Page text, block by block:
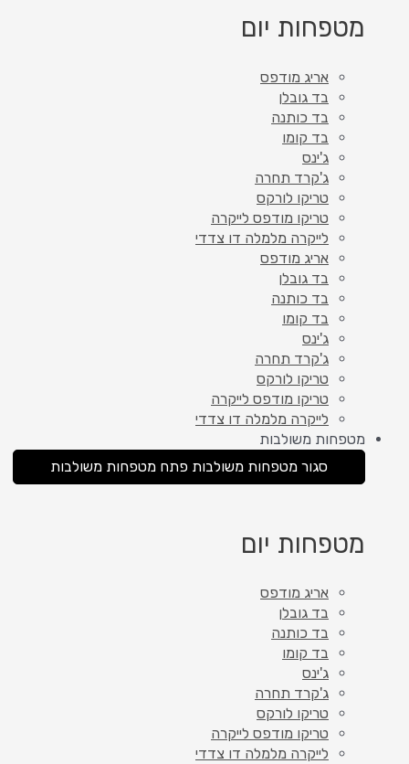
מטפחות יום
אריג מודפס
בד גובלן
בד כותנה
בד קומו
ג'ינס
ג'קרד תחרה
טריקו לורקס
טריקו מודפס לייקרה
לייקרה מלמלה דו צדדי
אריג מודפס
בד גובלן
בד כותנה
בד קומו
ג'ינס
ג'קרד תחרה
טריקו לורקס
טריקו מודפס לייקרה
לייקרה מלמלה דו צדדי
מטפחות משולבות
סגור מטפחות משולבות פתח מטפחות משולבות
מטפחות יום
אריג מודפס
בד גובלן
בד כותנה
בד קומו
ג'ינס
ג'קרד תחרה
טריקו לורקס
טריקו מודפס לייקרה
לייקרה מלמלה דו צדדי